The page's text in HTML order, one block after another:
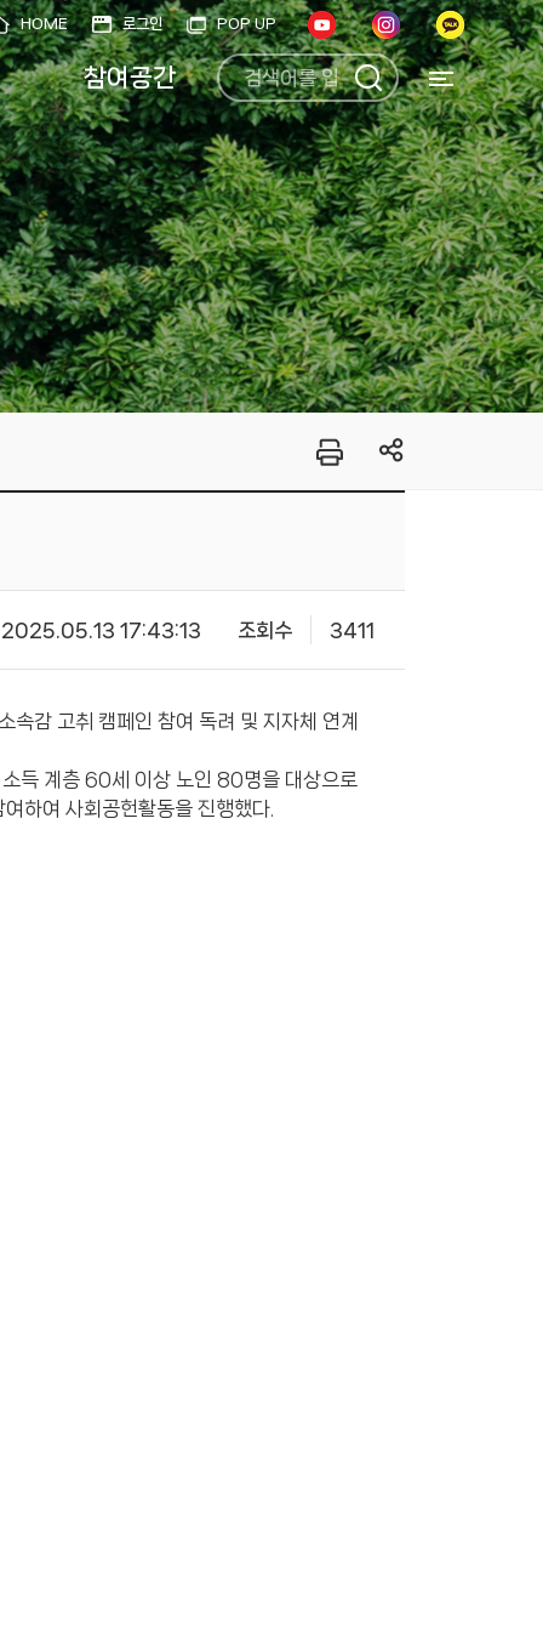
HOME 로그인 POP UP
참여공간
2025.05.13 17:43:13 조회수 3411
감 고취 캠페인 참여 독려 및 지자체 연계
득 계층 60세 이상 노인 80명을 대상으로
하여 사회공헌활동을 진행했다.